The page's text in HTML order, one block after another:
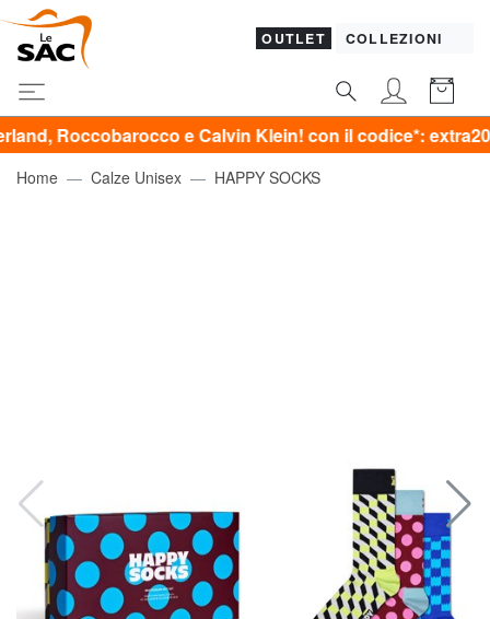
OUTLET COLLEZIONI
e Calvin Klein! con il codice*: extra20
Home Calze Unisex HAPPY SOCKS